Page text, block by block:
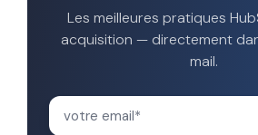
Les meilleures pratiques
acquisition — directement
mail.